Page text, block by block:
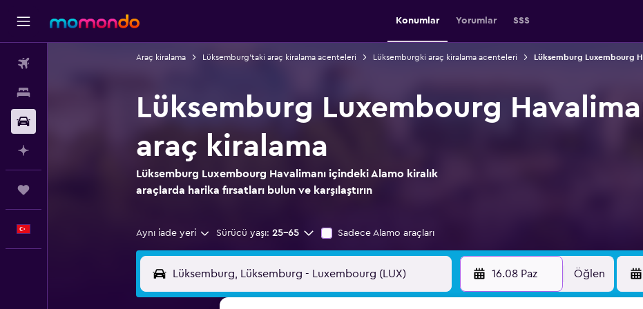
Konumlar Yorumlar SSS
Araç kiralama Lüksemburg'taki araç kiralama acenteleri Lüksemburgki araç kiralama acenteleri Lüksemburg Luxembourg
Lüksemburg Luxembourg
araç kiralama
Lüksemburg Luxembourg Havalimanı içindeki Alamo kiralık
araçlarda harika fırsatları bulun ve karşılaştırın
Aynı iade yeri Sürücü yaşı: 25-65 Sadece Alamo araçları
16.08 Paz Öğlen